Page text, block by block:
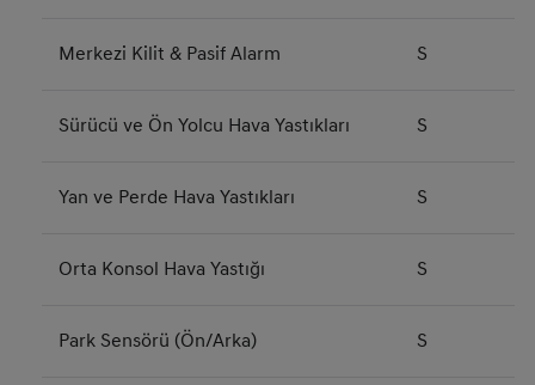
Merkezi Kilit & Pasif Alarm S
Sürücü ve Ön Yolcu Hava Yastıkları S
Yan ve Perde Hava Yastıkları S
Orta Konsol Hava Yastığı S
Park Sensörü (Ön/Arka) S